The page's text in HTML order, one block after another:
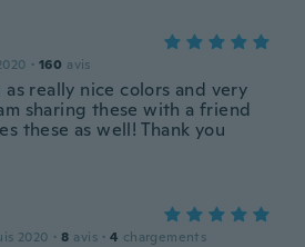
· 160 avis
as really nice colors and very
sharing these with a friend
these as well! Thank you
2020 · 8 avis · 4 chargements